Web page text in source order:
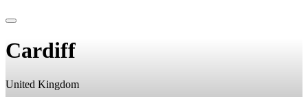
Cardiff
United Kingdom